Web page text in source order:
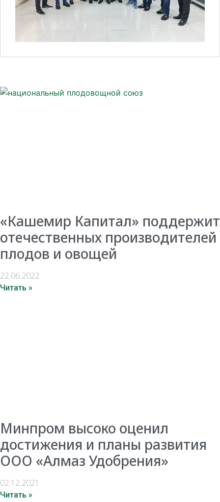
«Кашемир Капитал» поддержит
отечественных производителей
плодов и овощей
22.06.2022
Читать »
Минпром высоко оценил
достижения и планы развития
ООО «Алмаз Удобрения»
02.12.2021
Читать »